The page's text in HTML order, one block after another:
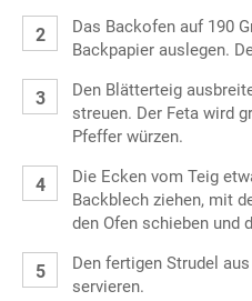
Das Backofen auf 190
Backpapier auslegen.
Den Blätterteig
streuen. Der Feta wird
Pfeffer würzen.
Die Ecken vom Teig
Backblech ziehen, mit
den Ofen schieben und
Den fertigen Strudel
servieren.